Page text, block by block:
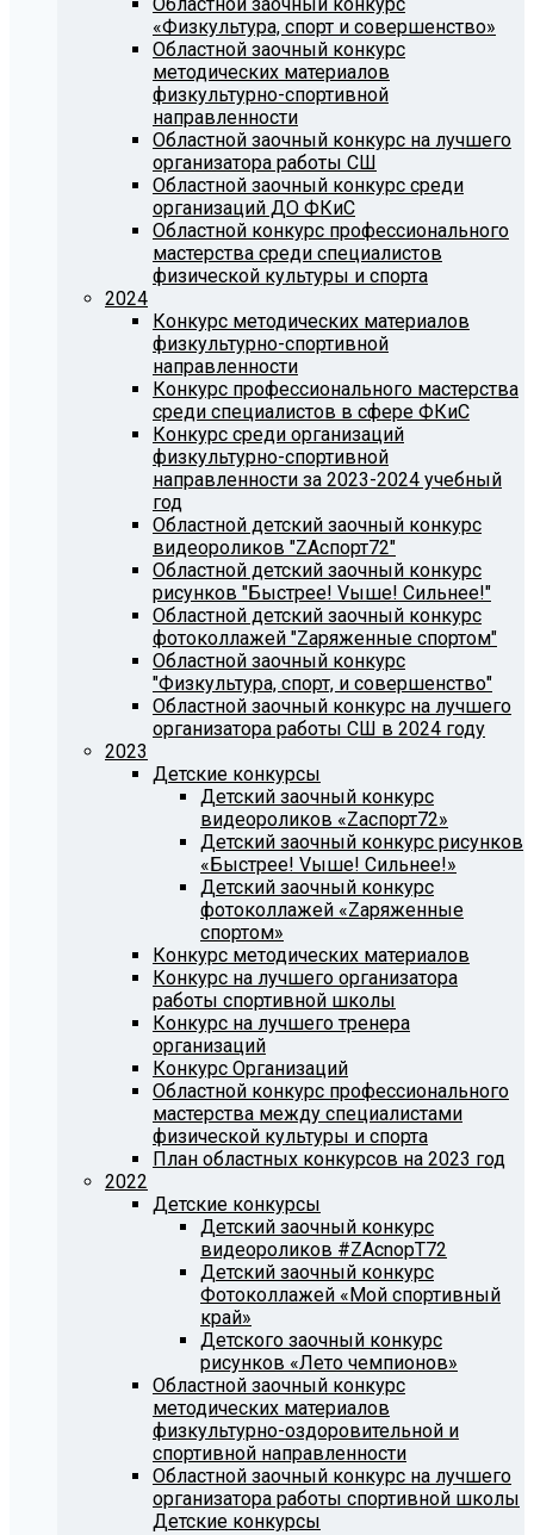
«Физкультура, спорт и совершенство»
Областной заочный конкурс
методических материалов
физкультурно-спортивной
направленности
Областной заочный конкурс на лучшего
организатора работы СШ
Областной заочный конкурс среди
организаций ДО ФКиС
Областной конкурс профессионального
мастерства среди специалистов
физической культуры и спорта
2024
Конкурс методических материалов
физкультурно-спортивной
направленности
Конкурс профессионального мастерства
среди специалистов в сфере ФКиС
Конкурс среди организаций
физкультурно-спортивной
направленности за 2023-2024 учебный
год
Областной детский заочный конкурс
видеороликов "ZАспорт72"
Областной детский заочный конкурс
рисунков "Быстрее! Vыше! Сильнее!"
Областной детский заочный конкурс
фотоколлажей "Zаряженные спортом"
Областной заочный конкурс
"Физкультура, спорт, и совершенство"
Областной заочный конкурс на лучшего
организатора работы СШ в 2024 году
2023
Детские конкурсы
Детский заочный конкурс
видеороликов «Zаспорт72»
Детский заочный конкурс рисунков
«Быстрее! Vыше! Сильнее!»
Детский заочный конкурс
фотоколлажей «Zаряженные
спортом»
Конкурс методических материалов
Конкурс на лучшего организатора
работы спортивной школы
Конкурс на лучшего тренера
организаций
Конкурс Организаций
Областной конкурс профессионального
мастерства между специалистами
физической культуры и спорта
План областных конкурсов на 2023 год
2022
Детские конкурсы
Детский заочный конкурс
видеороликов #ZAcnopT72
Детский заочный конкурс
Фотоколлажей «Мой спортивный
край»
Детского заочный конкурс
рисунков «Лето чемпионов»
Областной заочный конкурс
методических материалов
физкультурно-оздоровительной и
спортивной направленности
Областной заочный конкурс на лучшего
организатора работы спортивной школы
Детские конкурсы